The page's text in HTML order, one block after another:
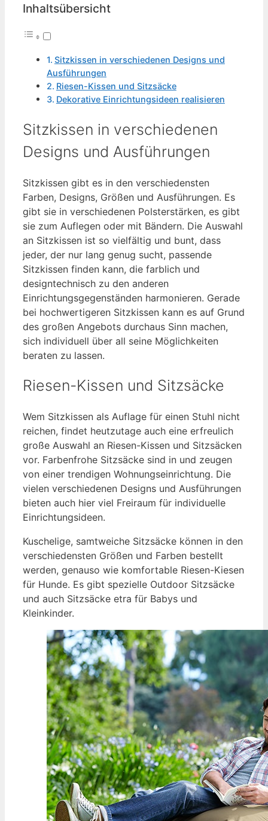
Inhaltsübersicht
Sitzkissen in verschiedenen Designs und
Ausführungen
Riesen-Kissen und Sitzsäcke
Dekorative Einrichtungsideen realisieren
Sitzkissen in verschiedenen
Designs und Ausführungen
Sitzkissen gibt es in den verschiedensten
Farben, Designs, Größen und Ausführungen. Es
gibt sie in verschiedenen Polsterstärken, es gibt
sie zum Auflegen oder mit Bändern. Die Auswahl
an Sitzkissen ist so vielfältig und bunt, dass
jeder, der nur lang genug sucht, passende
Sitzkissen finden kann, die farblich und
designtechnisch zu den anderen
Einrichtungsgegenständen harmonieren. Gerade
bei hochwertigeren Sitzkissen kann es auf Grund
des großen Angebots durchaus Sinn machen,
sich individuell über all seine Möglichkeiten
beraten zu lassen.
Riesen-Kissen und Sitzsäcke
Wem Sitzkissen als Auflage für einen Stuhl nicht
reichen, findet heutzutage auch eine erfreulich
große Auswahl an Riesen-Kissen und Sitzsäcken
vor. Farbenfrohe Sitzsäcke sind in und zeugen
von einer trendigen Wohnungseinrichtung. Die
vielen verschiedenen Designs und Ausführungen
bieten auch hier viel Freiraum für individuelle
Einrichtungsideen.
Kuschelige, samtweiche Sitzsäcke können in den
verschiedensten Größen und Farben bestellt
werden, genauso wie komfortable Riesen-Kiesen
für Hunde. Es gibt spezielle Outdoor Sitzsäcke
und auch Sitzsäcke etra für Babys und
Kleinkinder.